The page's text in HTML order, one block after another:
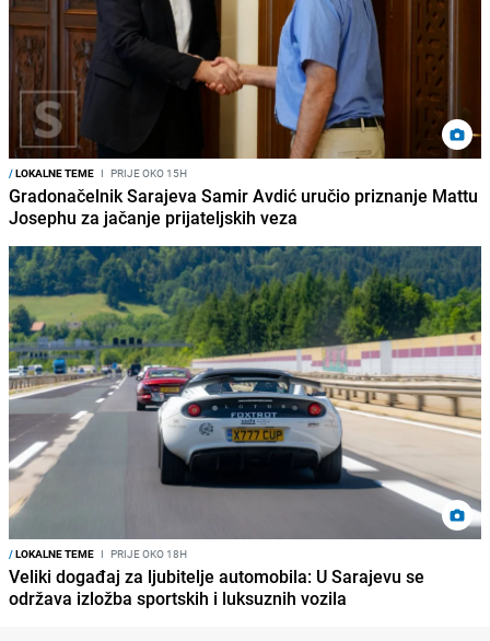
/LOKALNE TEME I PRIJE OKO 15H
Gradonačelnik Sarajeva Samir Avdić uručio priznanje Mattu
Josephu za jačanje prijateljskih veza
/LOKALNE TEME I PRIJE OKO 18H
Veliki događaj za ljubitelje automobila: U Sarajevu se
održava izložba sportskih i luksuznih vozila